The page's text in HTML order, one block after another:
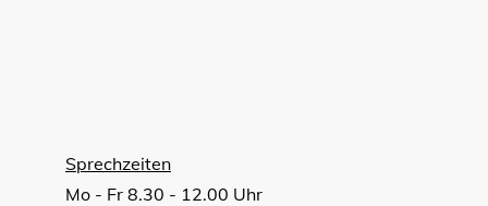
Sprechzeiten
Mo - Fr 8.30 - 12.00 Uhr